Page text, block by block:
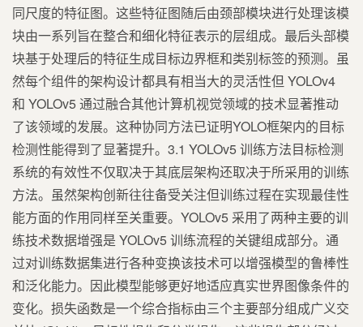
同尺度的特征图。这些特征图随后由颈部模块进行处理该模
块由一系列旨在整合和细化特征表示的层组成。最后头部模
块基于处理后的特征生成目标边界框和类别标签的预测。虽
然每个组件的架构设计都具有相当大的灵活性但 YOLOv4
和 YOLOv5 通过融合其他计算机视觉领域的技术显著推动
了该领域的发展。这种协同方法已证明YOLO框架内的目标
检测性能得到了显著提升。3.1 YOLOv5 训练方法目标检测
系统的有效性不仅取决于其底层架构还取决于所采用的训练
方法。虽然架构创新往往备受关注但训练过程在实现最佳性
能方面的作用同样至关重要。YOLOv5 采用了两种主要的训
练技术数据增强是 YOLOv5 训练流程的关键组成部分。通
过对训练数据集进行各种变换该技术可以增强模型的鲁棒性
和泛化能力。因此模型能够更好地适应真实世界图像条件的
变化。损失函数是一个综合指标由三个主要部分组成广义交